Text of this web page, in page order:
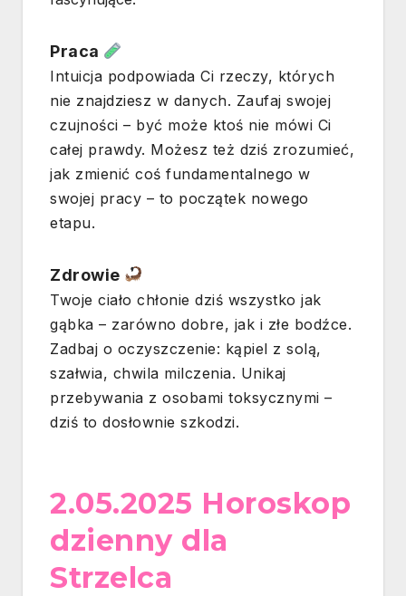
Praca
Intuicja podpowiada Ci rzeczy, których
nie znajdziesz w danych. Zaufaj swojej
czujności – być może ktoś nie mówi Ci
całej prawdy. Możesz też dziś zrozumieć,
jak zmienić coś fundamentalnego w
swojej pracy – to początek nowego
etapu.
Zdrowie
Twoje ciało chłonie dziś wszystko jak
gąbka – zarówno dobre, jak i złe bodźce.
Zadbaj o oczyszczenie: kąpiel z solą,
szałwia, chwila milczenia. Unikaj
przebywania z osobami toksycznymi –
dziś to dosłownie szkodzi.
2.05.2025 Horoskop
dzienny dla
Strzelca